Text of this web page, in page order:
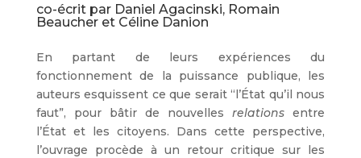
co-écrit par Daniel Agacinski, Romain
Beaucheret Céline Danion
En partant de leurs expériences du
fonctionnement de la puissance publique, les
auteurs esquissent ce que serait “l’État qu’il nous
faut”, pour bâtir de nouvelles
relations entre
l’État et les citoyens. Dans cette perspective,
l’ouvrage procède à un retour critique sur les